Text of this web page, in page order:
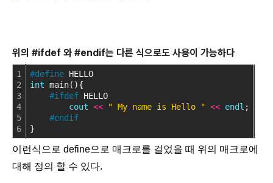
위의 #ifdef 와 #endif는 다른 식으로도 사용이 가능하다
1
2
3
4
5
6
#define HELLO
int main(){
#ifdef HELLO
cout << " My name is Hello " << endl ;
#endif
}
이런식으로 define으로 매크로를 걸었을 때 위의 매크로에
대해 정의 할 수 있다.